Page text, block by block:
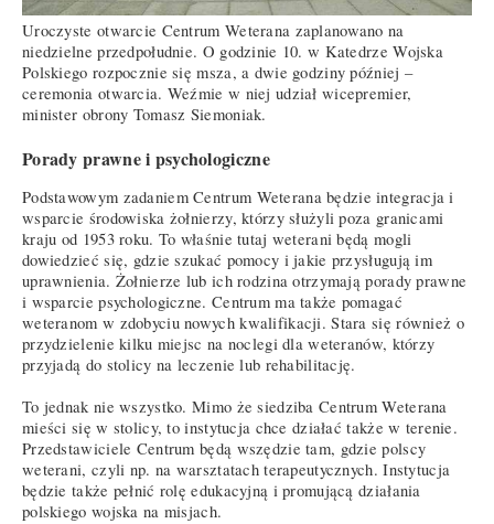
Uroczyste otwarcie Centrum Weterana zaplanowano na
niedzielne przedpołudnie. O godzinie 10. w Katedrze Wojska
Polskiego rozpocznie się msza, a dwie godziny później –
ceremonia otwarcia. Weźmie w niej udział wicepremier,
minister obrony Tomasz Siemoniak.
Porady prawne i psychologiczne
Podstawowym zadaniem Centrum Weterana będzie integracja i
wsparcie środowiska żołnierzy, którzy służyli poza granicami
kraju od 1953 roku. To właśnie tutaj weterani będą mogli
dowiedzieć się, gdzie szukać pomocy i jakie przysługują im
uprawnienia. Żołnierze lub ich rodzina otrzymają porady prawne
i wsparcie psychologiczne. Centrum ma także pomagać
weteranom w zdobyciu nowych kwalifikacji. Stara się również o
przydzielenie kilku miejsc na noclegi dla weteranów, którzy
przyjadą do stolicy na leczenie lub rehabilitację.
To jednak nie wszystko. Mimo że siedziba Centrum Weterana
mieści się w stolicy, to instytucja chce działać także w terenie.
Przedstawiciele Centrum będą wszędzie tam, gdzie polscy
weterani, czyli np. na warsztatach terapeutycznych. Instytucja
będzie także pełnić rolę edukacyjną i promującą działania
polskiego wojska na misjach.